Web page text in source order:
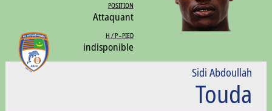
POSITION
Attaquant
H / P - PIED
indisponible
Sidi Abdoullah
Touda